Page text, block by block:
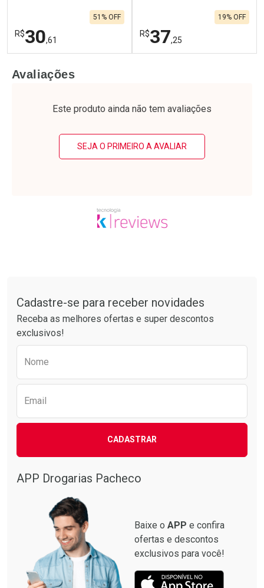
R$30,61
51% OFF
Laboratório
Por R$ 30,61/cada
Por Menos
R$37,25
19% OFF
Laboratório
Por R$ 37,25/cada
Por Menos
Avaliações
Este produto ainda não tem avaliações
SEJA O PRIMEIRO A AVALIAR
Cadastre-se para receber novidades
Receba as melhores ofertas e super descontos
exclusivos!
Nome
Email
CADASTRAR
APP Drogarias Pacheco
Baixe o APP e confira
ofertas e descontos
exclusivos para você!